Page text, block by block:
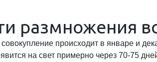
размножения
происходит в январе и
на свет примерно через 70-75